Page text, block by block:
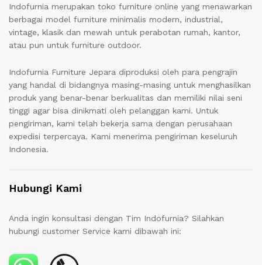
Indofurnia merupakan toko furniture online yang menawarkan
berbagai model furniture minimalis modern, industrial,
vintage, klasik dan mewah untuk perabotan rumah, kantor,
atau pun untuk furniture outdoor.
Indofurnia Furniture Jepara diproduksi oleh para pengrajin
yang handal di bidangnya masing-masing untuk menghasilkan
produk yang benar-benar berkualitas dan memiliki nilai seni
tinggi agar bisa dinikmati oleh pelanggan kami. Untuk
pengiriman, kami telah bekerja sama dengan perusahaan
expedisi terpercaya. Kami menerima pengiriman keseluruh
Indonesia.
Hubungi Kami
Anda ingin konsultasi dengan Tim Indofurnia? Silahkan
hubungi customer Service kami dibawah ini: